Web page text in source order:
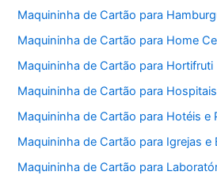
Maquininha de Cartão para
Maquininha de Cartão para Home
Maquininha de Cartão para Hortifruti
Maquininha de Cartão para Hospitais
Maquininha de Cartão para Hotéis e
Maquininha de Cartão para Igrejas e
Maquininha de Cartão para